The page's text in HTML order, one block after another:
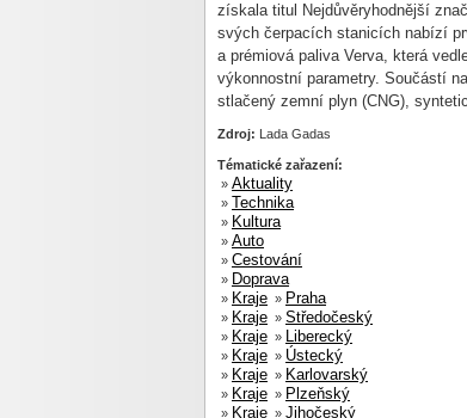
získala titul Nejdůvěryhodnější
svých čerpacích stanicích nabízí
a prémiová paliva Verva, která
výkonnostní parametry. Součástí
stlačený zemní plyn (CNG),
Zdroj: Lada Gadas
Tématické zařazení:
» Aktuality
» Technika
» Kultura
» Auto
» Cestování
» Doprava
» Kraje » Praha
» Kraje » Středočeský
» Kraje » Liberecký
» Kraje » Ústecký
» Kraje » Karlovarský
» Kraje » Plzeňský
» Kraje » Jihočeský